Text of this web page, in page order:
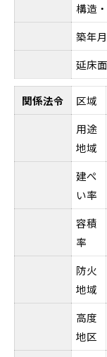
構造
築年月
延床
関係法令 区域
用途
地域
建ぺ
い率
容積
率
防火
地域
高度
地区